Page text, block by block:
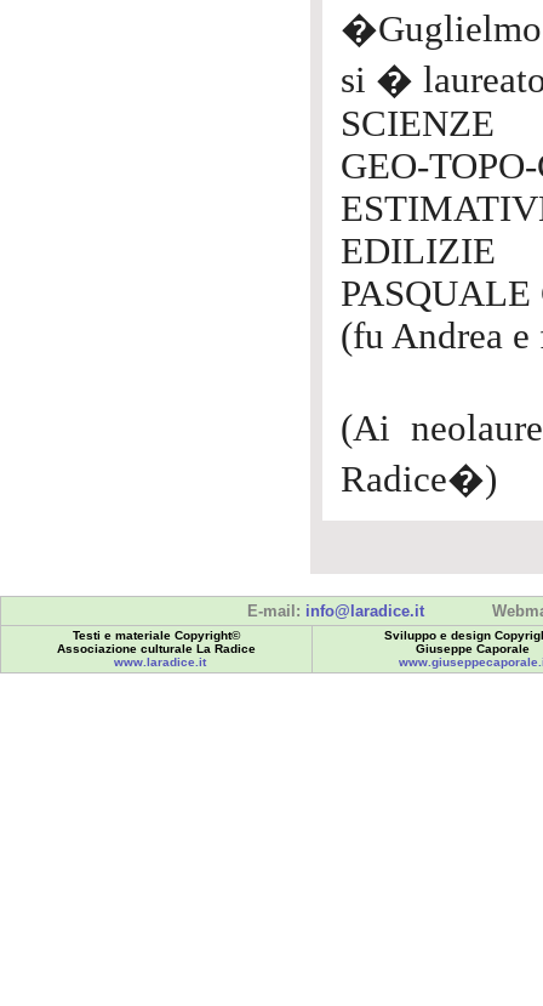
si �
SCIENZE
GEO-
EDILIZIE
(fu Andrea
(Ai
Radice�)
E-mail: info@laradice.it
Testi e materiale Copyright©
Associazione culturale La Radice
www.laradice.it
Sviluppo e design
Giuseppe Caporale